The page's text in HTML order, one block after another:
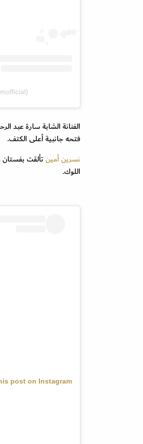
الفنانة الشابة سارة عبد
فتحه جانبية أعلى الكتف.
نسرين أمينتألقت
اللوك.
post on Instagram